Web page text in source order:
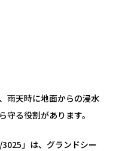
雨天時に地面からの浸水
守る役割があります。
」は、グランドシー